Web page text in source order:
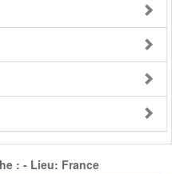
: - Lieu: France